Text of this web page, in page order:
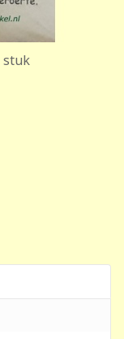
stuk